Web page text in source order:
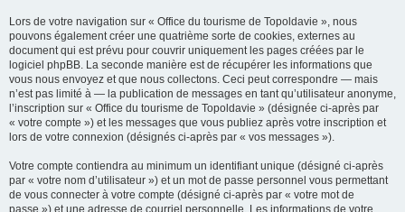
Lors de votre navigation sur « Office du tourisme de Topoldavie », nous
pouvons également créer une quatrième sorte de cookies, externes au
document qui est prévu pour couvrir uniquement les pages créées par le
logiciel phpBB. La seconde manière est de récupérer les informations que
vous nous envoyez et que nous collectons. Ceci peut correspondre — mais
n’est pas limité à — la publication de messages en tant qu’utilisateur anonyme,
l’inscription sur « Office du tourisme de Topoldavie » (désignée ci-après par
« votre compte ») et les messages que vous publiez après votre inscription et
lors de votre connexion (désignés ci-après par « vos messages »).
Votre compte contiendra au minimum un identifiant unique (désigné ci-après
par « votre nom d’utilisateur ») et un mot de passe personnel vous permettant
de vous connecter à votre compte (désigné ci-après par « votre mot de
passe ») et une adresse de courriel personnelle. Les informations de votre